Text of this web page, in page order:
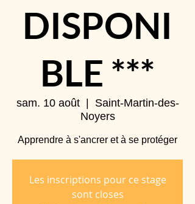
DISPONI
BLE ***
sam. 10 août
  |
Saint-Martin-des-
Noyers
Apprendre à s'ancrer et à se protéger
Les inscriptions pour ce stage
sont closes